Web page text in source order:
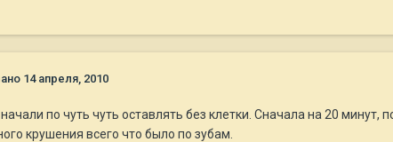
14 апреля, 2010
по чуть чуть оставлять без клетки. Сначала на 20
крушения всего что было по зубам.